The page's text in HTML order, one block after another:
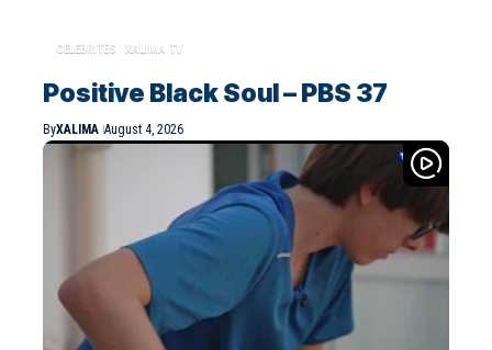
CELEBRITES XALIMA TV
Positive Black Soul – PBS 37
ByXALIMA August 4, 2026